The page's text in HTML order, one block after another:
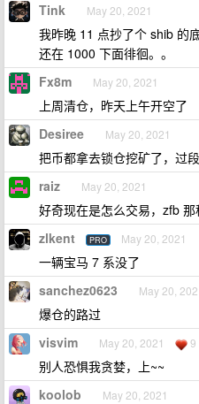
Tink May 20, 2021
我昨晚 11 点抄了个 shib 的
还在 1000 下面徘徊。。
Fx8m May 20, 2021
上周清仓，昨天上午开空了
Desiree May 20, 2021
把币都拿去锁仓挖矿了，过
raiz May 20, 2021
好奇现在是怎么交易，zfb 那
zlkent PRO May 20, 2021
一辆宝马 7 系没了
sanchez0623 May 20,
爆仓的路过
visvim May 20, 2021 9
别人恐惧我贪婪，上~~
koolob May 20, 2021